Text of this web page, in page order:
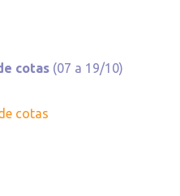
cotas (07 a 19/10)
cotas